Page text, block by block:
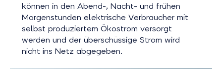
können in den Abend-, Nacht- und frühen
Morgenstunden elektrische Verbraucher mit
selbst produziertem Ökostrom versorgt
werden und der überschüssige Strom wird
nicht ins Netz abgegeben.